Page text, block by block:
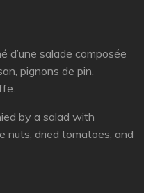
salade composée
pignons de pin,
by a salad with
nuts, dried tomatoes, and